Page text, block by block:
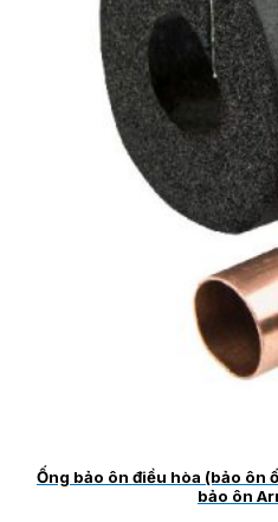
Ống bảo ôn điều hòa (bảo ôn
bảo ôn